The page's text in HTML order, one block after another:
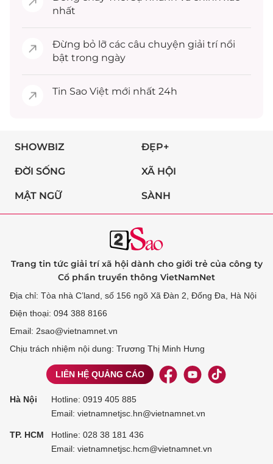
nhất
Đừng bỏ lỡ các câu chuyện giải trínổi
bật trong ngày
Tin Sao Việt mới nhất 24h
SHOWBIZ ĐẸP+
ĐỜI SỐNG XÃ HỘI
MẬT NGỮ SÀNH
Trang tin tức giải trí xã hội dành cho giới trẻ của công ty
Cổ phần truyền thông VietNamNet
Địa chỉ: Tòa nhà C’land, số 156 ngõ Xã Đàn 2, Đống Đa, Hà Nội
Điện thoại: 094 388 8166
Email: 2sao@vietnamnet.vn
Chịu trách nhiệm nội dung: Trương Thị Minh Hưng
LIÊN HỆ QUẢNG CÁO
Hà Nội Hotline: 0919 405 885
Email: vietnamnetjsc.hn@vietnamnet.vn
TP. HCM Hotline: 028 38 181 436
Email: vietnamnetjsc.hcm@vietnamnet.vn